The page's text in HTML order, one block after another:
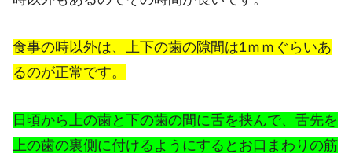
食事の時以外は、上下の歯の隙間は1ｍｍぐらいあ
るのが正常です。
日頃から上の歯と下の歯の間に舌を挟んで、舌先を
上の歯の裏側に付けるようにするとお口まわりの筋